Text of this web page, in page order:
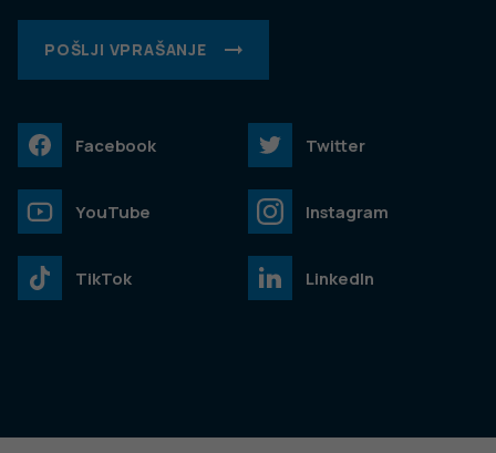
POŠLJI VPRAŠANJE
Facebook Twitter
YouTube Instagram
TikTok LinkedIn